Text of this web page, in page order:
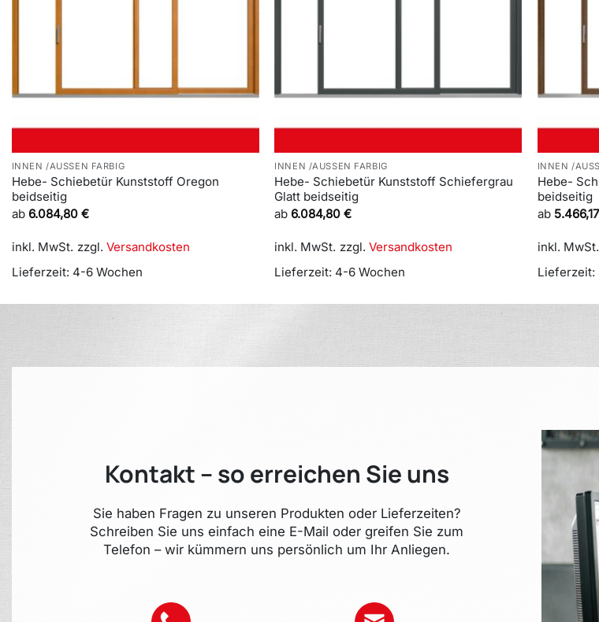
INNEN /AUSSEN FARBIG
Hebe- Schiebetür Kunststoff Oregon
beidseitig
ab 6.084,80 €
inkl. MwSt. zzgl. Versandkosten
Lieferzeit: 4-6 Wochen
INNEN /AUSSEN FARBIG
Hebe- Schiebetür Kunststoff Schiefergrau
Glatt beidseitig
ab 6.084,80€
inkl. MwSt. zzgl.Versandkosten
Lieferzeit: 4-6 Wochen
INNEN /
Hebe-
beidseitig
ab 5.466,17
inkl. MwSt.
Lieferzeit:
Kontakt – so erreichen Sie uns
Sie haben Fragen zu unseren Produkten oder Lieferzeiten?
Schreiben Sie uns einfach eine E-Mail oder greifen Sie zum
Telefon – wir kümmern uns persönlich um Ihr Anliegen.